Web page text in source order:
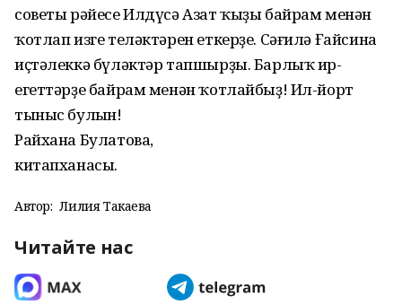
советы рәйесе Илдүсә Азат ҡыҙы байрам менән
ҡотлап изге теләктәрен еткерҙе. Сәғилә Ғайсина
иҫтәлеккә бүләктәр тапшырҙы. Барлыҡ ир-
егеттәрҙе байрам менән ҡотлайбыҙ! Ил-йорт
тыныс булһын!
Райхана Булатова,
китапханасы.
Автор: Лилия Такаева
Читайте нас